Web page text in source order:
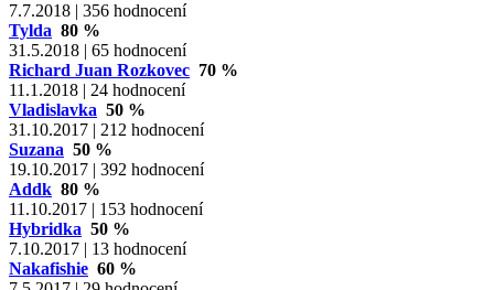
7.7.2018 | 356 hodnocení
Tylda 80 %
31.5.2018 | 65 hodnocení
Richard Juan Rozkovec 70 %
11.1.2018 | 24 hodnocení
Vladislavka 50 %
31.10.2017 | 212 hodnocení
Suzana 50 %
19.10.2017 | 392 hodnocení
Addk 80 %
11.10.2017 | 153 hodnocení
Hybridka 50 %
7.10.2017 | 13 hodnocení
Nakafishie 60 %